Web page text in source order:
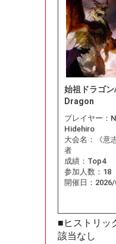
始祖ドラゴ
Dragon
プレイヤー：
Hidehiro
大会名：
《意
者
成績： Top4
参加人数： 18
開催日：
■ヒストリッ
該当なし